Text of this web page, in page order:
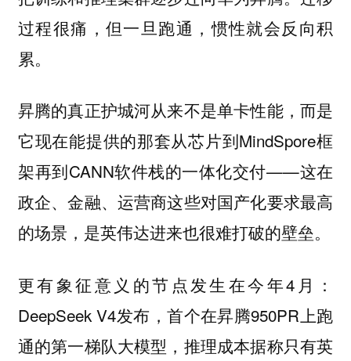
过程很痛，但一旦跑通，惯性就会反向积
累。
昇腾的真正护城河从来不是单卡性能，而是
它现在能提供的那套从芯片到MindSpore框
架再到CANN软件栈的一体化交付——这在
政企、金融、运营商这些对国产化要求最高
的场景，是英伟达进来也很难打破的壁垒。
更有象征意义的节点发生在今年4月：
DeepSeek V4发布，首个在昇腾950PR上跑
通的第一梯队大模型，推理成本据称只有英